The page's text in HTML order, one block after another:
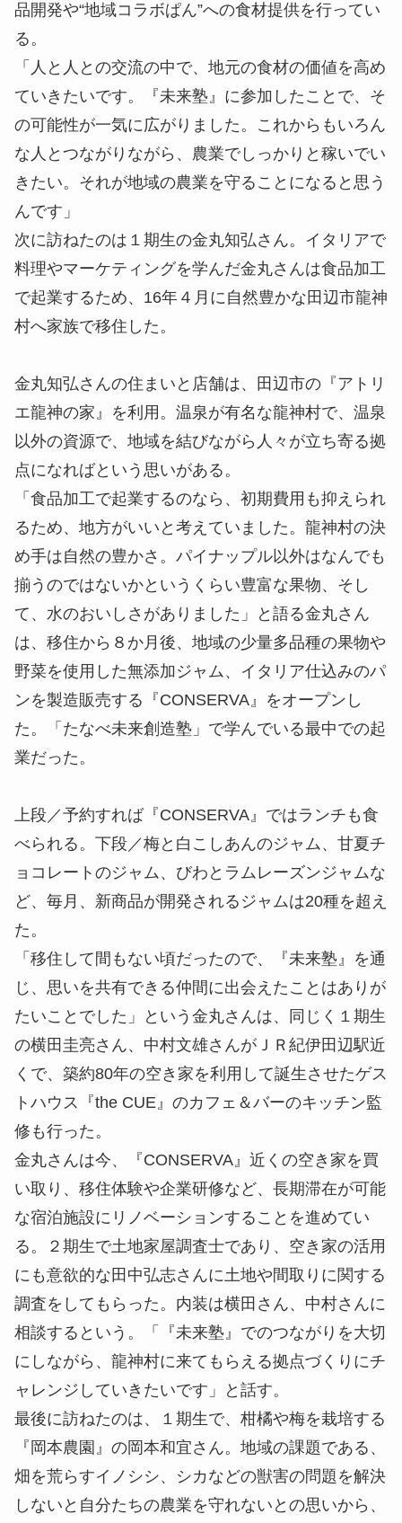
品開発や“地域コラボぱん”への食材提供を行ってい
る。
「人と人との交流の中で、地元の食材の価値を高め
ていきたいです。『未来塾』に参加したことで、そ
の可能性が一気に広がりました。これからもいろん
な人とつながりながら、農業でしっかりと稼いでい
きたい。それが地域の農業を守ることになると思う
んです」
次に訪ねたのは１期生の金丸知弘さん。イタリアで
料理やマーケティングを学んだ金丸さんは食品加工
で起業するため、16年４月に自然豊かな田辺市龍神
村へ家族で移住した。
金丸知弘さんの住まいと店舗は、田辺市の『アトリ
エ龍神の家』を利用。温泉が有名な龍神村で、温泉
以外の資源で、地域を結びながら人々が立ち寄る拠
点になればという思いがある。
「食品加工で起業するのなら、初期費用も抑えられ
め手は自然の豊かさ。パイナップル以外はなんでも
揃うのではないかというくらい豊富な果物、そし
て、水のおいしさがありました」と語る金丸さん
は、移住から８か月後、地域の少量多品種の果物や
野菜を使用した無添加ジャム、イタリア仕込みのパ
ンを製造販売する『CONSERVA』をオープンし
た。「たなべ未来創造塾」で学んでいる最中での起
業だった。
上段／予約すれば『CONSERVA』ではランチも食
べられる。下段／梅と白こしあんのジャム、甘夏チ
ョコレートのジャム、びわとラムレーズンジャムな
ど、毎月、新商品が開発されるジャムは20種を超え
た。
「移住して間もない頃だったので、『未来塾』を通
じ、思いを共有できる仲間に出会えたことはありが
たいことでした」という金丸さんは、同じく１期生
の横田圭亮さん、中村文雄さんがＪＲ紀伊田辺駅近
くで、築約80年の空き家を利用して誕生させたゲス
トハウス『the CUE』のカフェ＆バーのキッチン監
修も行った。
金丸さんは今、『CONSERVA』近くの空き家を買
い取り、移住体験や企業研修など、長期滞在が可能
な宿泊施設にリノベーションすることを進めてい
る。２期生で土地家屋調査士であり、空き家の活用